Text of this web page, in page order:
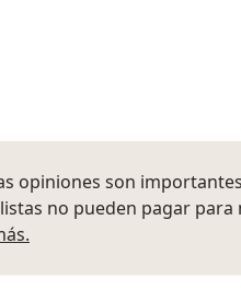
opiniones son
no pueden pagar